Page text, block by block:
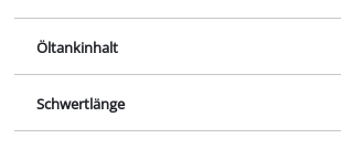
Öltankinhalt
Schwertlänge